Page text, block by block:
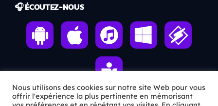
🎧 ÉCOUTEZ-NOUS
Nous utilisons des cookies sur notre site Web pour vous
offrir l'expérience la plus pertinente en mémorisant